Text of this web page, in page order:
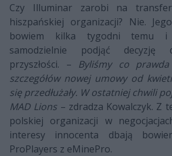
Czy Illuminar zarobi na
hiszpańskiej organizacji? Nie.
bowiem kilka tygodni temu i
samodzielnie podjąć decyzję
przyszłości. – Byliśmy co
szczegółów nowej umowy od
się przedłużały. W ostatniej chwili
MAD Lions – zdradza Kowalczyk. Z
polskiej organizacji w
interesy innocenta dbają
ProPlayers z eMinePro.